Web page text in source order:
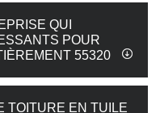
QUI
POUR
55320
TOITURE EN TUILE